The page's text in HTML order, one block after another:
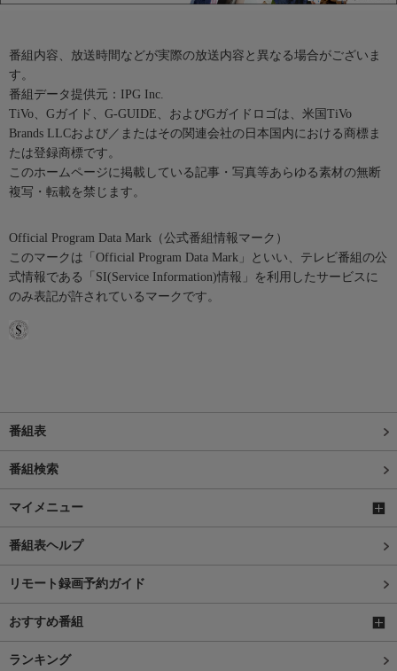
番組内容、放送時間などが実際の放送内容と異なる場合がございま
す。
番組データ提供元：IPG Inc.
TiVo、Gガイド、G-GUIDE、およびGガイドロゴは、米国TiVo
Brands LLCおよび／またはその関連会社の日本国内における商標ま
たは登録商標です。
このホームページに掲載している記事・写真等あらゆる素材の無断
複写・転載を禁じます。
Official Program Data Mark（公式番組情報マーク）
このマークは「Official Program Data Mark」といい、テレビ番組の公
式情報である「SI(Service Information)情報」を利用したサービスに
のみ表記が許されているマークです。
番組表
番組検索
マイメニュー
番組表ヘルプ
リモート録画予約ガイド
おすすめ番組
ランキング